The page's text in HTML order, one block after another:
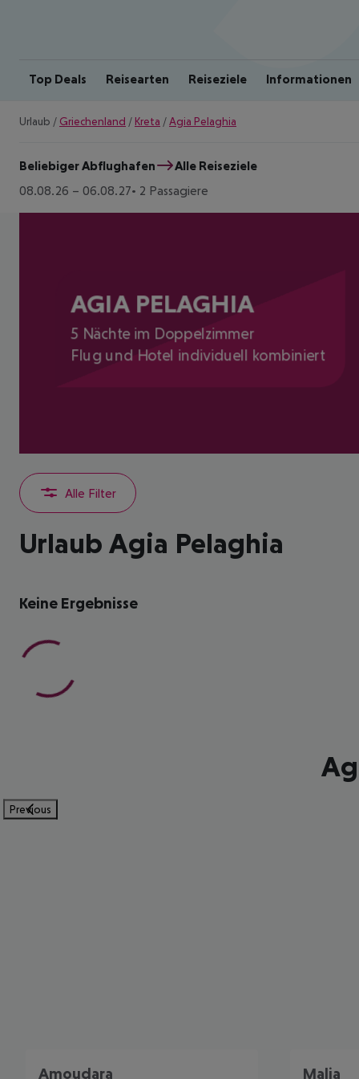
Top Deals Reisearten Reiseziele Informationen
Urlaub / Griechenland / Kreta /Agia Pelaghia
Beliebiger Abflughafen
Alle Reiseziele
08.08.26 – 06.08.27 2 Passagiere
AGIA PELAGHIA
5 Nächte im Doppelzimmer
Flug und Hotel individuell kombiniert
Alle Filter
Urlaub Agia Pelaghia
Keine Ergebnisse
Previous
Amoudara Malia